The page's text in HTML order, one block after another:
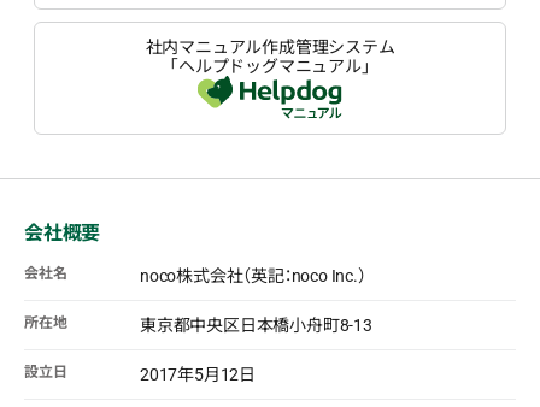
社内マニュアル作成管理システム
「ヘルプドッグマニュアル」
会社概要
会社名 noco株式会社（英記：noco Inc.）
所在地 東京都中央区日本橋小舟町8-13
設立日 2017年5月12日